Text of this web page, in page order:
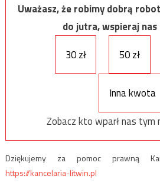
Uważasz, że robimy dobrą
do jutra, wspieraj nas
30 zł
50 zł
Inna kwota
Zobacz kto wparł nas tym
Dziękujemy za pomoc prawną
https://kancelaria-litwin.pl